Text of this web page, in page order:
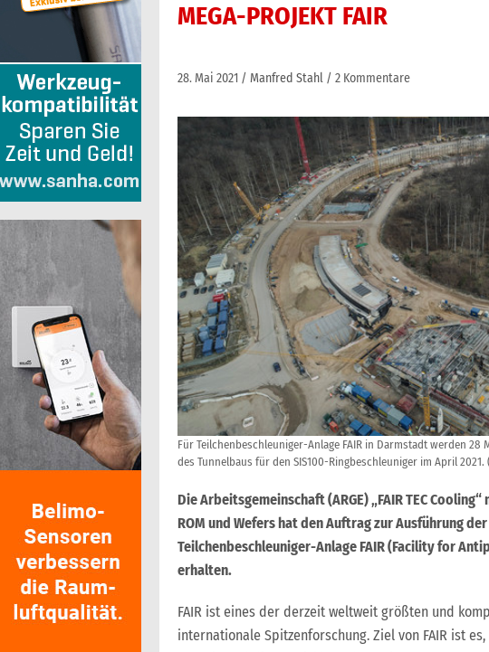
MEGA-PROJEKT FAIR
28. Mai 2021 Manfred Stahl 2 Kommentare
Für Teilchenbeschleuniger-Anlage FAIR in Darmstadt werden
des Tunnelbaus für den SIS100-Ringbeschleuniger im April
Die Arbeitsgemeinschaft (ARGE) „FAIR TEC
ROM und Wefers hat den Auftrag zur Ausführung
Teilchenbeschleuniger-Anlage FAIR (Facility for
erhalten.
FAIR ist eines der derzeit weltweit größten und
internationale Spitzenforschung. Ziel von FAIR ist